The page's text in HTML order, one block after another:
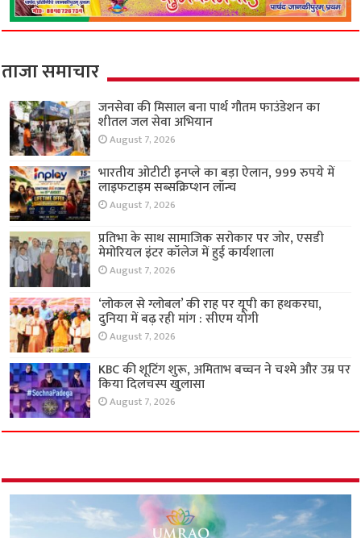
ताजा समाचार
जनसेवा की मिसाल बना पार्थ गौतम फाउंडेशन का
शीतल जल सेवा अभियान
August 7, 2026
भारतीय ओटीटी इनप्ले का बड़ा ऐलान, 999 रुपये में
लाइफटाइम सब्सक्रिप्शन लॉन्च
August 7, 2026
प्रतिभा के साथ सामाजिक सरोकार पर जोर, एसडी
मेमोरियल इंटर कॉलेज में हुई कार्यशाला
August 7, 2026
‘लोकल से ग्लोबल’ की राह पर यूपी का हथकरघा,
दुनिया में बढ़ रही मांग : सीएम योगी
August 7, 2026
KBC की शूटिंग शुरू, अमिताभ बच्चन ने चश्मे और उम्र पर
किया दिलचस्प खुलासा
August 7, 2026